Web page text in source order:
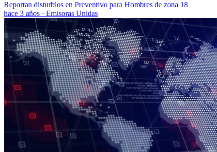
Reportan disturbios en Preventivo para Hombres de zona 18
hace 3 años · Emisoras Unidas